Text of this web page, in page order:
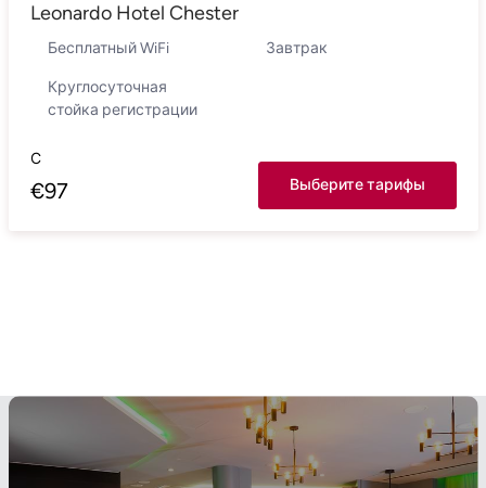
Leonardo Hotel Chester
Бесплатный WiFi Завтрак
Круглосуточная
стойка регистрации
С
€97 Выберите тарифы